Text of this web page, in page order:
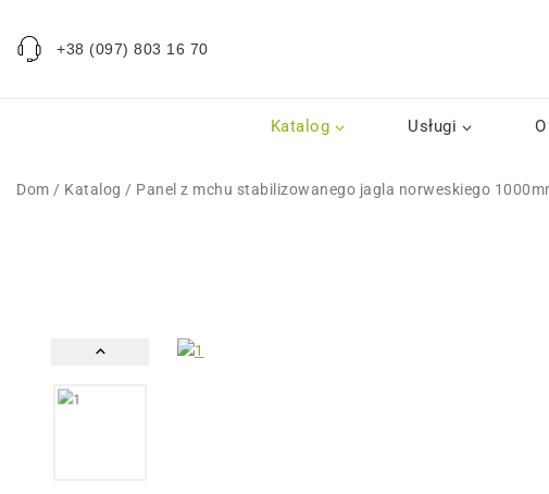
+38 (097) 803 16 70
Katalog Usługi
Dom / Katalog / Panel z mchu stabilizowanego jagla norweskiego